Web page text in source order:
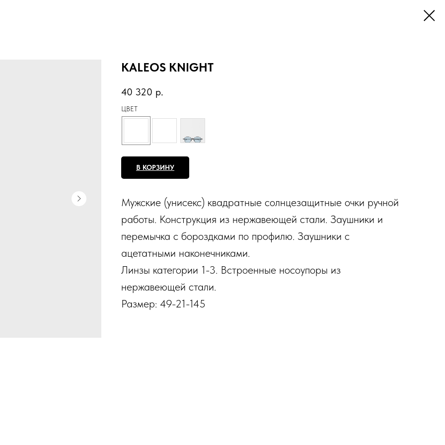
KALEOS KNIGHT
40 320 р.
ЦВЕТ
В КОРЗИНУ
Мужские (унисекс) квадратные солнцезащитные очки ручной
работы. Конструкция из нержавеющей стали. Заушники и
перемычка с бороздками по профилю. Заушники с
ацетатными наконечниками.
Линзы категории 1-3. Встроенные носоупоры из
нержавеющей стали.
Размер: 49-21-145